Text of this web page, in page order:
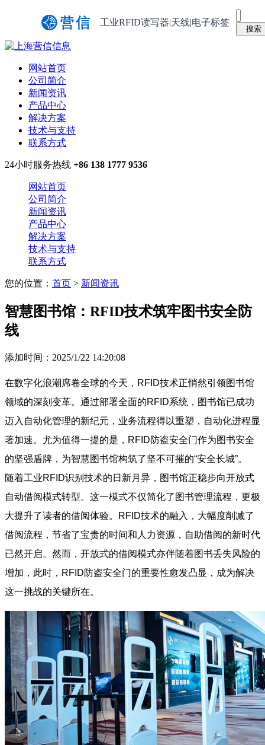
工业RFID读写器|天线|电子标签
网站首页
公司简介
新闻资讯
产品中心
解决方案
技术与支持
联系方式
24小时服务热线 +86 138 1777 9536
网站首页
公司简介
新闻资讯
产品中心
解决方案
技术与支持
联系方式
您的位置： 首页 > 新闻资讯
智慧图书馆：RFID技术筑牢图书安全防
线
添加时间：2025/1/22 14:20:08
在数字化浪潮席卷全球的今天，RFID技术正悄然引领图书馆
领域的深刻变革。通过部署全面的RFID系统，图书馆已成功
迈入自动化管理的新纪元，业务流程得以重塑，自动化进程显
著加速。尤为值得一提的是，RFID防盗安全门作为图书安全
的坚强盾牌，为智慧图书馆构筑了坚不可摧的“安全长城”。
随着工业RFID识别技术的日新月异，图书馆正稳步向开放式
自动借阅模式转型。这一模式不仅简化了图书管理流程，更极
大提升了读者的借阅体验。RFID技术的融入，大幅度削减了
借阅流程，节省了宝贵的时间和人力资源，自助借阅的新时代
已然开启。然而，开放式的借阅模式亦伴随着图书丢失风险的
增加，此时，RFID防盗安全门的重要性愈发凸显，成为解决
这一挑战的关键所在。